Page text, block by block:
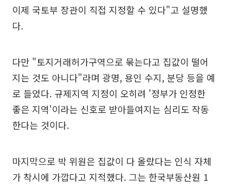
이제 국토부 장관이 직접 지정할 수 있다"고 설명했
다.
다만 "토지거래허가구역으로 묶는다고 집값이 떨어
지는 것도 아니다"라며 광명, 용인 수지, 분당 등을 예
로 들었다. 규제지역 지정이 오히려 '정부가 인정한
좋은 지역'이라는 신호로 받아들여지는 심리도 작동
한다는 것이다.
마지막으로 박 위원은 집값이 다 올랐다는 인식 자체
가 착시에 가깝다고 지적했다. 그는 한국부동산원 1